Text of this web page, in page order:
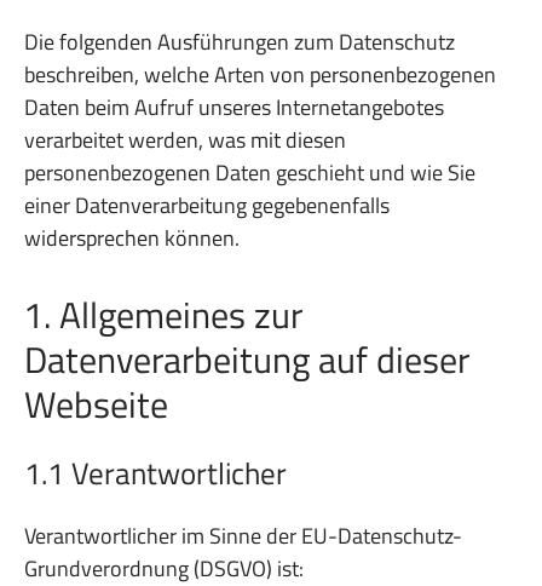
Die folgenden Ausführungen zum Datenschutz
beschreiben, welche Arten von personenbezogenen
Daten beim Aufruf unseres Internetangebotes
verarbeitet werden, was mit diesen
personenbezogenen Daten geschieht und wie Sie
einer Datenverarbeitung gegebenenfalls
widersprechen können.
1. Allgemeines zur
Datenverarbeitung auf dieser
Webseite
1.1 Verantwortlicher
Verantwortlicher im Sinne der EU-Datenschutz-
Grundverordnung (DSGVO) ist: